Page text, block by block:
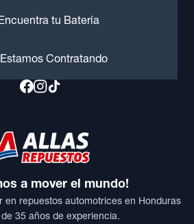
tu Batería
Estamos Contratando
a mover el mundo!
en repuestos automotrices en Honduras
35 años de experiencia.